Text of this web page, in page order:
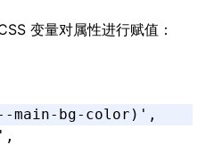
变量对属性进行赋值 ：
main-bg-color)' ,
,